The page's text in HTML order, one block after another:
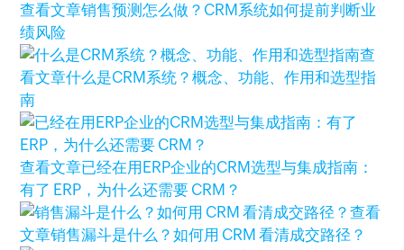
查看文章销售预测怎么做？CRM系统如何提前判断业
绩风险
查
看文章什么是CRM系统？概念、功能、作用和选型指
南
查看文章已经在用ERP企业的CRM选型与集成指南：
有了 ERP，为什么还需要 CRM？
查看
文章销售漏斗是什么？如何用 CRM 看清成交路径？